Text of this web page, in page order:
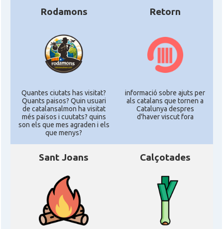
Rodamons
Quantes ciutats has visitat?
Quants paisos? Quin usuari
de catalansalmon ha visitat
més països i cuutats? quins
son els que mes agraden i els
que menys?
Retorn
informació sobre ajuts per
als catalans que tornen a
Catalunya despres
d'haver viscut fora
Sant Joans Calçotades